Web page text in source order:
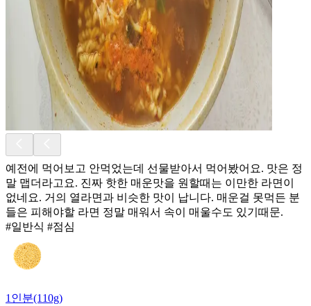
예전에 먹어보고 안먹었는데 선물받아서 먹어봤어요. 맛은 정
말 맵더라고요. 진짜 핫한 매운맛을 원할때는 이만한 라면이
없네요. 거의 열라면과 비슷한 맛이 납니다. 매운걸 못먹든 분
들은 피해야할 라면 정말 매워서 속이 매울수도 있기때문.
#일반식 #점심
1인분(110g)